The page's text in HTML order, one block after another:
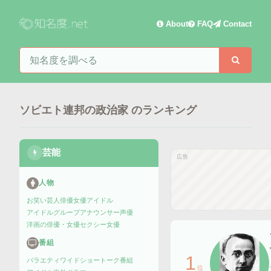
About FAQ Contact
知名度を検索
ソビエト連邦の政治家 のランキング
芸能
人物
お笑い芸人 俳優女優アイドル
アイドルグループアナウンサー声優
洋画の俳優・女優セクシー女優
番組
バラエティ ワイドショー トーク番組
広告
1 位